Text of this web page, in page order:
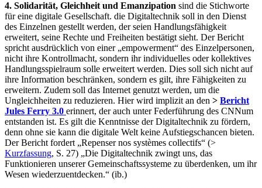
4. Solidarität, Gleichheit und Emanzipation sind die Stichworte
für eine digitale Gesellschaft. die Digitaltechnik soll in den Dienst
des Einzelnen gestellt werden, der seien Handlungsfähigkeit
erweitert, seine Rechte und Freiheiten bestätigt sieht. Der Bericht
spricht ausdrücklich von einer „empowerment“ des Einzelpersonen,
nicht ihre Kontrollmacht, sondern ihr individuelles oder kollektives
Handlungsspielraum solle erweitert werden. Dies soll sich nicht auf
ihre Information beschränken, sondern es gilt, ihre Fähigkeiten zu
erweitern. Zudem soll das Internet genutzt werden, um die
Ungleichheiten zu reduzieren. Hier wird implizit an den > Bericht
Jules Ferry 3.0 erinnert, der auch unter Federführung des CNNum
entstanden ist. Es gilt die Kenntnisse der Digitaltechnik zu fördern,
denn ohne sie kann die digitale Welt keine Aufstiegschancen bieten.
Der Bericht fordert „Repenser nos systèmes collectifs“ (>
Kurzfassung, S. 27) „Die Digitaltechnik zwingt uns, das
Funktionieren unserer Gemeinschaftssysteme zu überdenken, um ihr
Wesen wiederzuentdecken.“ (ib.)